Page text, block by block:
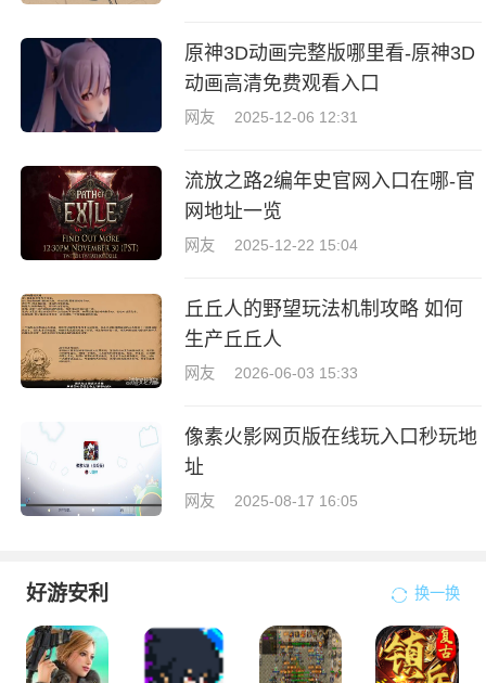
原神3D动画完整版哪里看-原神3D
动画高清免费观看入口
网友 2025-12-06 12:31
流放之路2编年史官网入口在哪-官
网地址一览
网友 2025-12-22 15:04
丘丘人的野望玩法机制攻略 如何
生产丘丘人
网友 2026-06-03 15:33
像素火影网页版在线玩入口秒玩地
址
网友 2025-08-17 16:05
好游安利 换一换